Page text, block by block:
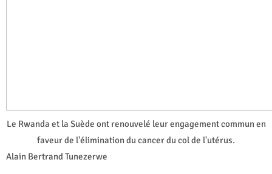
Le Rwanda et la Suède ont renouvelé leur engagement commun en
faveur de l'élimination du cancer du col de l'utérus.
Alain Bertrand Tunezerwe